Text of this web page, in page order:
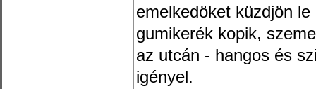
emelkedöket küzdjön
gumikerék kopik,
az utcán - hangos és
igényel.